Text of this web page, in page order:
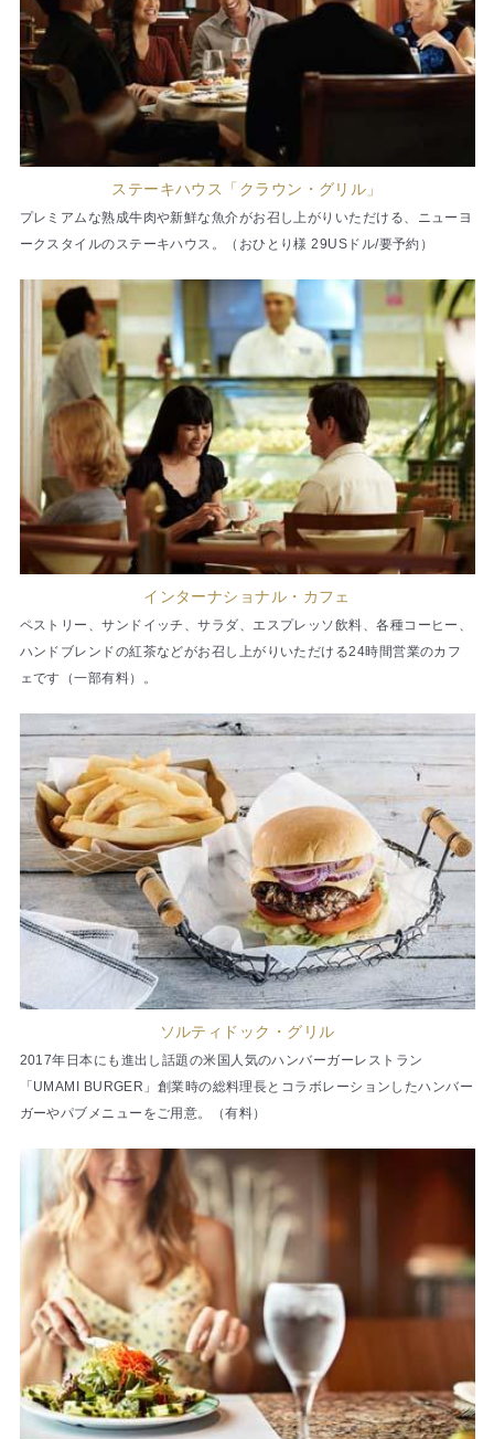
ステーキハウス「クラウン・グリル」
プレミアムな熟成牛肉や新鮮な魚介がお召し上がりいただける、ニューヨ
ークスタイルのステーキハウス。（おひとり様 29USドル/要予約）
インターナショナル・カフェ
ペストリー、サンドイッチ、サラダ、エスプレッソ飲料、各種コーヒー、
ハンドブレンドの紅茶などがお召し上がりいただける24時間営業のカフ
ェです（一部有料）。
ソルティドック・グリル
2017年日本にも進出し話題の米国人気のハンバーガーレストラン
「UMAMI BURGER」創業時の総料理長とコラボレーションしたハンバー
ガーやパブメニューをご用意。（有料）